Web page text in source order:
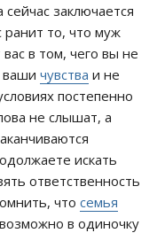
заключается
ранит то, что муж
в том, чего вы не
ваши чувства и не
постепенно
не слышат, а
искать
ответственность
что семья
в одиночку